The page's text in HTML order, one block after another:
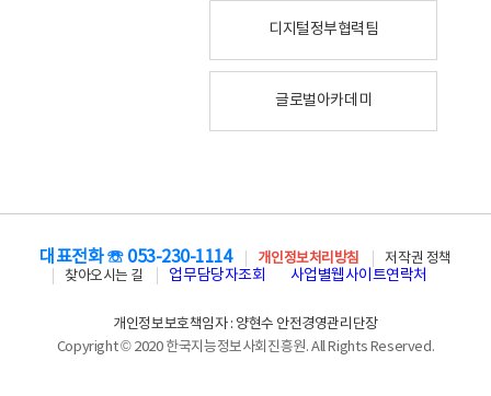
디지털정부협력팀
글로벌아카데미
대표전화 ☏ 053-230-1114 개인정보처리방침
저작권 정책
찾아오시는 길
업무담당자조회 사업별웹사이트연락처
개인정보보호책임자 : 양현수 안전경영관리단장
Copyright © 2020 한국지능정보사회진흥원. All Rights Reserved.